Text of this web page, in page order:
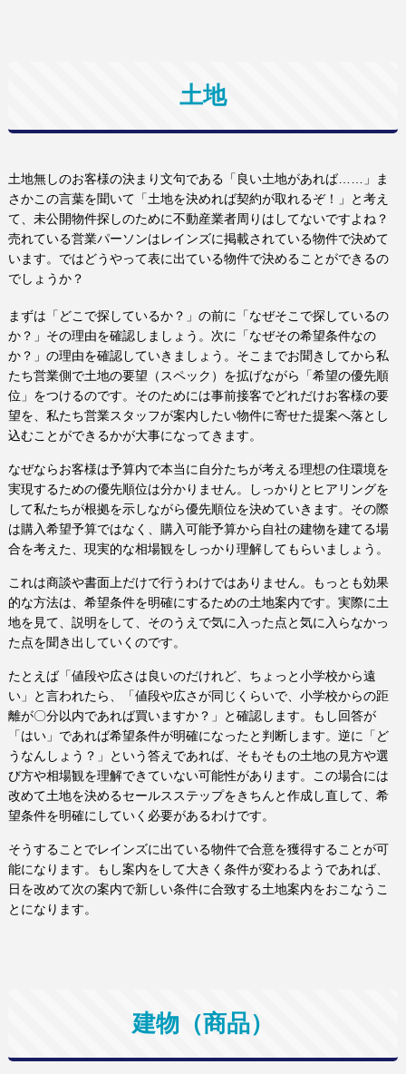
土地
土地無しのお客様の決まり文句である「良い土地があれば……」ま
さかこの言葉を聞いて「土地を決めれば契約が取れるぞ！」と考え
て、未公開物件探しのために不動産業者周りはしてないですよね？
売れている営業パーソンはレインズに掲載されている物件で決めて
います。ではどうやって表に出ている物件で決めることができるの
でしょうか？
まずは「どこで探しているか？」の前に「なぜそこで探しているの
か？」その理由を確認しましょう。次に「なぜその希望条件なの
か？」の理由を確認していきましょう。そこまでお聞きしてから私
たち営業側で土地の要望（スペック）を拡げながら「希望の優先順
位」をつけるのです。そのためには事前接客でどれだけお客様の要
望を、私たち営業スタッフが案内したい物件に寄せた提案へ落とし
込むことができるかが大事になってきます。
なぜならお客様は予算内で本当に自分たちが考える理想の住環境を
実現するための優先順位は分かりません。しっかりとヒアリングを
して私たちが根拠を示しながら優先順位を決めていきます。その際
は購入希望予算ではなく、購入可能予算から自社の建物を建てる場
合を考えた、現実的な相場観をしっかり理解してもらいましょう。
これは商談や書面上だけで行うわけではありません。もっとも効果
的な方法は、希望条件を明確にするための土地案内です。実際に土
地を見て、説明をして、そのうえで気に入った点と気に入らなかっ
た点を聞き出していくのです。
たとえば「値段や広さは良いのだけれど、ちょっと小学校から遠
い」と言われたら、「値段や広さが同じくらいで、小学校からの距
離が〇分以内であれば買いますか？」と確認します。もし回答が
「はい」であれば希望条件が明確になったと判断します。逆に「ど
うなんしょう？」という答えであれば、そもそもの土地の見方や選
び方や相場観を理解できていない可能性があります。この場合には
改めて土地を決めるセールスステップをきちんと作成し直して、希
望条件を明確にしていく必要があるわけです。
そうすることでレインズに出ている物件で合意を獲得することが可
能になります。もし案内をして大きく条件が変わるようであれば、
日を改めて次の案内で新しい条件に合致する土地案内をおこなうこ
とになります。
建物（商品）